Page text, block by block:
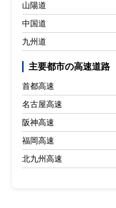
山陽道
中国道
九州道
主要都市の高速道路
首都高速
名古屋高速
阪神高速
福岡高速
北九州高速